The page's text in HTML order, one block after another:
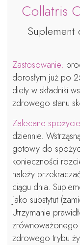
Collatris
Suplement
Zastosowanie:
dorosłym już po
diety w składniki
zdrowego stanu
Zalecane
dziennie.
gotowy do
konieczności
należy
ciągu dnia.
jako substytut
Utrzymanie
zdrowego trybu